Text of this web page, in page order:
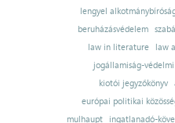
lengyel
beruházásvédelem
law in literature
law
jogállamiság-
kiotói jegyzőkönyv
európai politikai
mulhaupt
ingatlanadó-